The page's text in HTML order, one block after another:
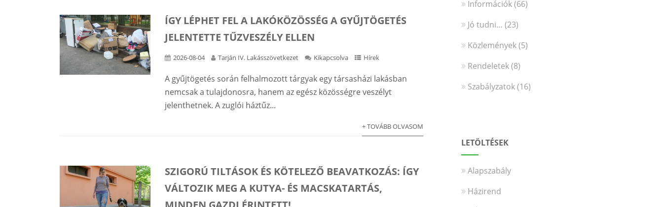
ÍGY LÉPHET FEL A LAKÓKÖZÖSSÉG A GYŰJTÖGETÉS
JELENTETTE TŰZVESZÉLY ELLEN
2026-08-04 Tarján IV. Lakásszövetkezet Kikapcsolva Hírek
A gyűjtögetés során felhalmozott tárgyak egy társasházi lakásban
nemcsak a tulajdonosra, hanem az egész közösségre veszélyt
jelenthetnek. A zuglói háztűz...
+ TOVÁBB OLVASOM
SZIGORÚ TILTÁSOK ÉS KÖTELEZŐ BEAVATKOZÁS: ÍGY
VÁLTOZIK MEG A KUTYA- ÉS MACSKATARTÁS,
Információk(66)
Jó tudni… (23)
Közlemények(5)
Rendeletek(8)
Szabályzatok(16)
LETÖLTÉSEK
Alapszabály
Házirend